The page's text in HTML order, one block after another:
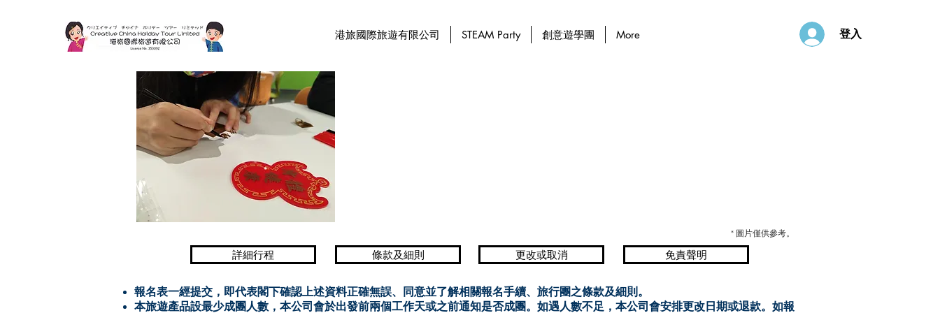
港旅國際旅遊有限公司 STEAM Party 創意遊學團 More 登入
* 圖片僅供參考。
詳細行程 條款及細則 更改或取消 免責聲明
報名表一經提交，即代表閣下確認上述資料正確無誤、同意並了解相關報名手續、旅行團之條款及細則。
本旅遊產品設最少成團人數，本公司會於出發前兩個工作天或之前通知是否成團。如遇人數不足，本公司會安排更改日期或退款。如報